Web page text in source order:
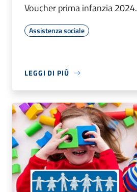
Voucher prima infanzia 2024.
Assistenza sociale
LEGGI DI PIÙ